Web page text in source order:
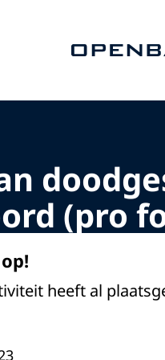
(pro
heeft al